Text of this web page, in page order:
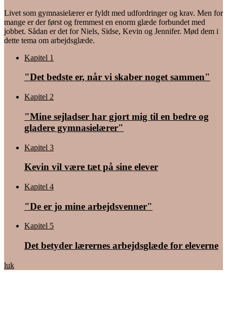
Livet som gymnasielærer er fyldt med udfordringer og krav. Men for
mange er der først og fremmest en enorm glæde forbundet med
jobbet. Sådan er det for Niels, Sidse, Kevin og Jennifer. Mød dem i
dette tema om arbejdsglæde.
Kapitel 1
"Det bedste er, når vi skaber noget sammen"
Kapitel 2
"Mine sejladser har gjort mig til en bedre og
gladere gymnasielærer"
Kapitel 3
Kevin vil være tæt på sine elever
Kapitel 4
"De er jo mine ­arbejdsvenner"
Kapitel 5
Det betyder lærernes arbejdsglæde for eleverne
luk